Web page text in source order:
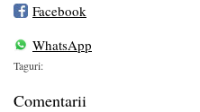
Facebook
WhatsApp
Taguri:
Comentarii